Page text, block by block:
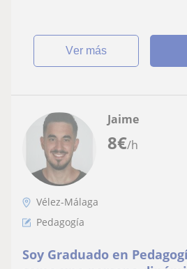
ver más
8€/h
Jaime
Vélez-Málaga
Pedagogía
Soy Graduado en